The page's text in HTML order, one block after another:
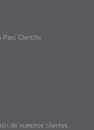
Parc Científic
de nuestros clientes.